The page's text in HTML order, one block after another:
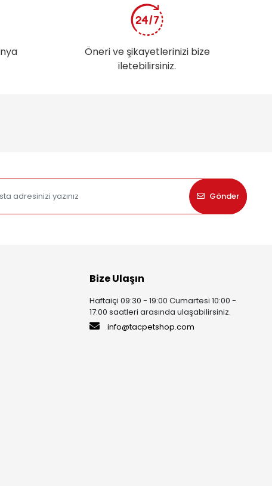
Öneri ve şikayetlerinizi bize
iletebilirsiniz.
Gönder
Bize Ulaşın
Haftaiçi 09:30 - 19:00 Cumartesi 10:00 -
17:00 saatleri arasında ulaşabilirsiniz.
info@tacpetshop.com